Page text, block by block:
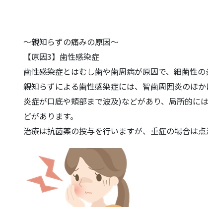
〜親知らずの痛みの原因〜
【原因3】歯性感染症
歯性感染症とはむし歯や歯周病が原因で、細菌性
親知らずによる歯性感染症には、智歯周囲炎のほ
炎症が口底や頬部まで波及)などがあり、局所的に
どがあります。
治療は抗菌薬の投与を行いますが、重症の場合は点